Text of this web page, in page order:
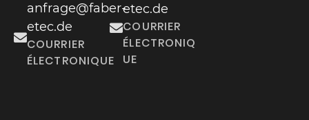
anfrage@faber-
etec.de
COURRIER
ÉLECTRONIQUE
etec.de
COURRIER
ÉLECTRONIQ
UE